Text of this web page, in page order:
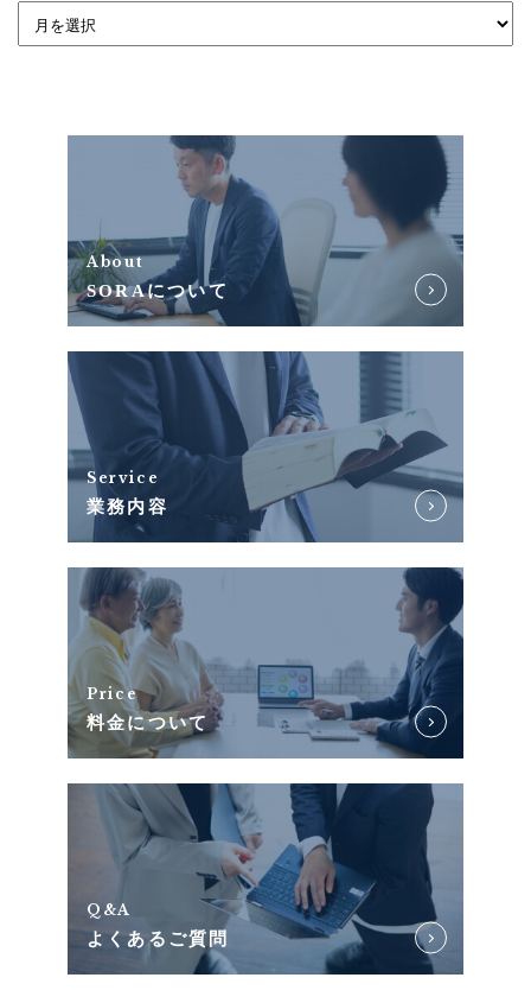
About
SORAについて
Service
業務内容
Price
料金について
Q&A
よくあるご質問